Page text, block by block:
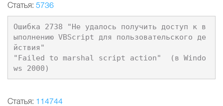
Статья: 5736
Ошибка 2738 "Не удалось получить доступ к в
ыполнению VBScript для пользовательского де
йствия"
"Failed to marshal script action"  (в Windo
Статья: 114744